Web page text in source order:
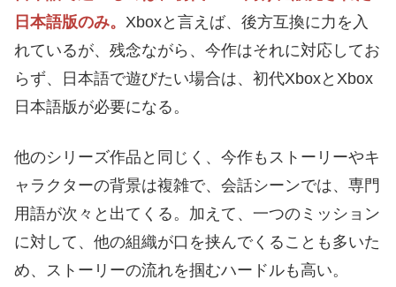
日本語版のみ。 Xboxと言えば、後方互換に力を入
れているが、残念ながら、今作はそれに対応してお
らず、日本語で遊びたい場合は、初代XboxとXbox
日本語版が必要になる。
他のシリーズ作品と同じく、今作もストーリーやキ
ャラクターの背景は複雑で、会話シーンでは、専門
用語が次々と出てくる。加えて、一つのミッション
に対して、他の組織が口を挟んでくることも多いた
め、ストーリーの流れを掴むハードルも高い。